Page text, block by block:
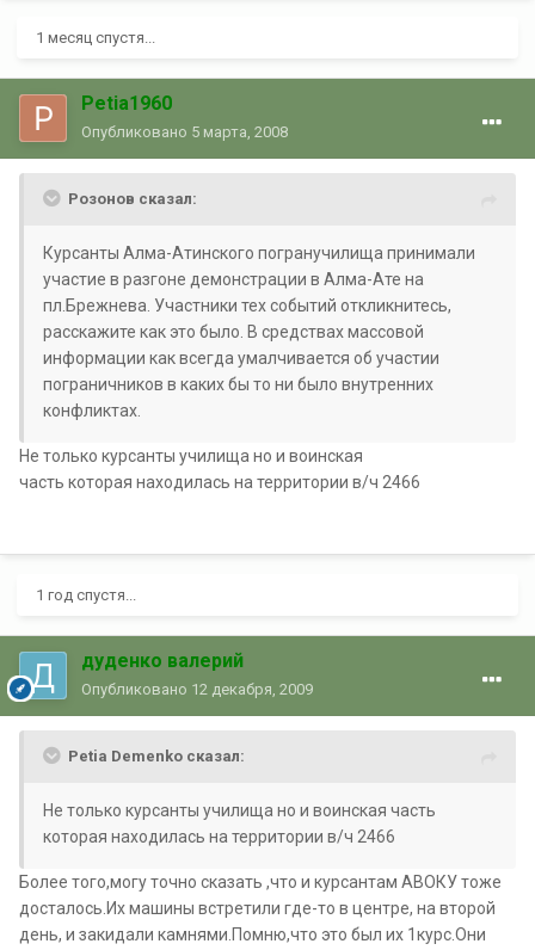
1 месяц спустя...
Petia1960
Опубликовано 5 марта, 2008
Розонов сказал:
Курсанты Алма-Атинского погранучилища принимали
участие в разгоне демонстрации в Алма-Ате на
пл.Брежнева. Участники тех событий откликнитесь,
расскажите как это было. В средствах массовой
информации как всегда умалчивается об участии
пограничников в каких бы то ни было внутренних
конфликтах.
Не только курсанты училища но и воинская
часть которая находилась на территории в/ч 2466
1 год спустя...
дуденко валерий
Опубликовано 12 декабря, 2009
Petia Demenko сказал:
Не только курсанты училища но и воинская часть
которая находилась на территории в/ч 2466
Более того,могу точно сказать ,что и курсантам АВОКУ тоже
досталось.Их машины встретили где-то в центре, на второй
день, и закидали камнями.Помню,что это был их 1курс.Они